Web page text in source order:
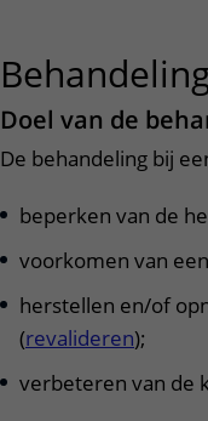
Doel van de
De behandeling bij
beperken van de
voorkomen van
herstellen en/of
(revalideren);
verbeteren van de